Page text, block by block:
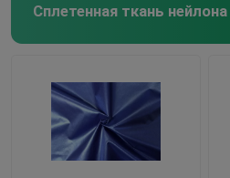
Сплетенная ткань нейлона